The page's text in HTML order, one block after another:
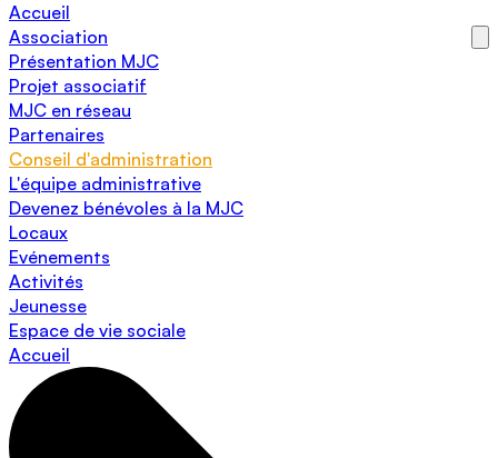
Accueil
Association
Présentation MJC
Projet associatif
MJC en réseau
Partenaires
Conseil d'administration
L'équipe administrative
Devenez bénévoles à la MJC
Locaux
Evénements
Activités
Jeunesse
Espace de vie sociale
Accueil